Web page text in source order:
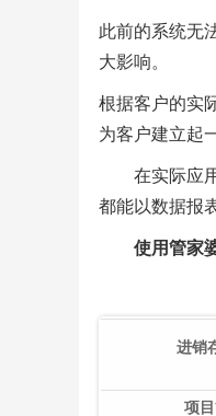
此前的系统无
大影响。
根据客户的实
为客户建立起
在实际应
都能以数据报
使用管家
进销
项